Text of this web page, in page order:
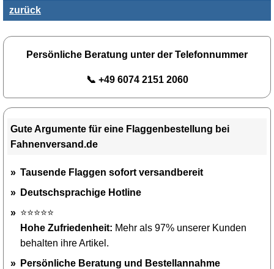
zurück
Persönliche Beratung unter der Telefonnummer
📞 +49 6074 2151 2060
Gute Argumente für eine Flaggenbestellung bei
Fahnenversand.de
Tausende Flaggen sofort versandbereit
Deutschsprachige Hotline
⭐⭐⭐⭐⭐
Hohe Zufriedenheit: Mehr als 97% unserer Kunden
behalten ihre Artikel.
Persönliche Beratung und Bestellannahme